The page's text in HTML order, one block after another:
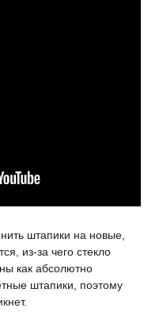
штапики на новые,
из-за чего стекло
как абсолютно
штапики, поэтому